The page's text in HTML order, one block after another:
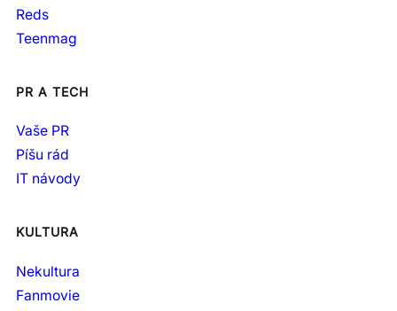
Reds
Teenmag
PR A TECH
Vaše PR
Píšu rád
IT návody
KULTURA
Nekultura
Fanmovie